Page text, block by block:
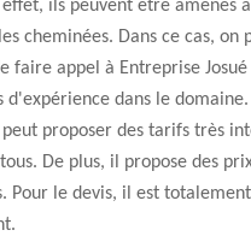
effet, ils peuvent être amenés
cheminées. Dans ce cas, on
faire appel à Entreprise Josué
d'expérience dans le
proposer des tarifs très
De plus, il propose des
Pour le devis, il est